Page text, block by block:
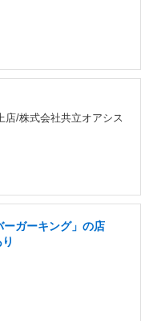
店/株式会社共立オアシス
ガーキング」の店